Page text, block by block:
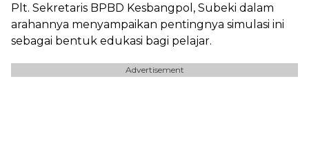
Plt. Sekretaris BPBD Kesbangpol, Subeki dalam
arahannya menyampaikan pentingnya simulasi ini
sebagai bentuk edukasi bagi pelajar.
Advertisement